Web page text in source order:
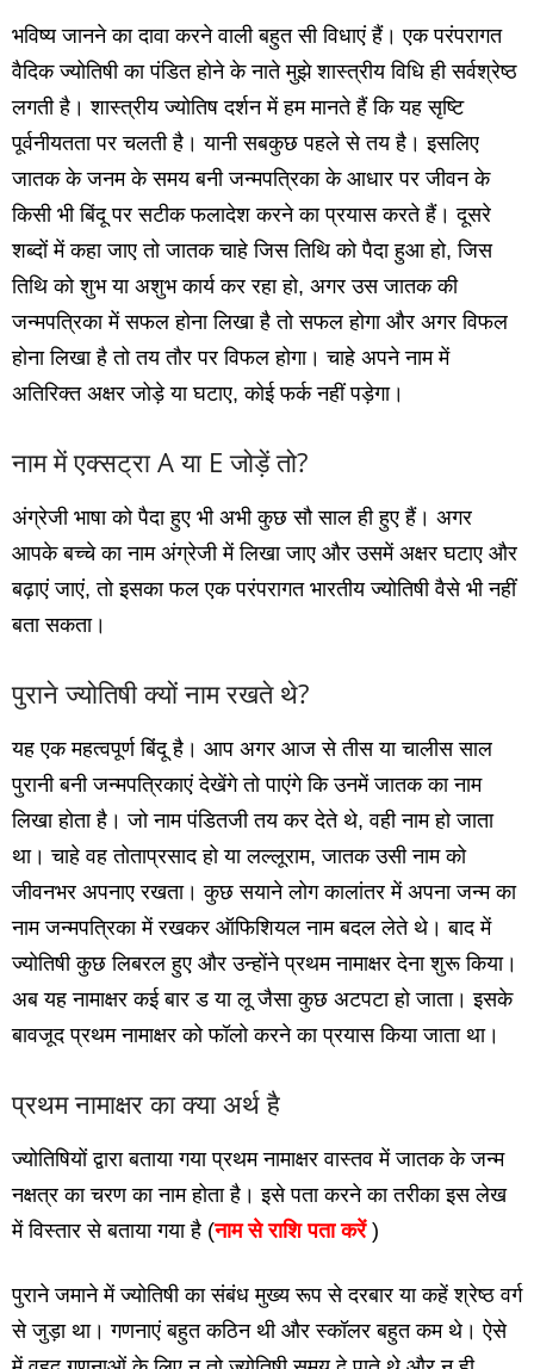
भविष्‍य जानने का दावा करने वाली बहुत सी विधाएं हैं। एक परंपरागत
वैदिक ज्‍योतिषी का पंडित होने के नाते मुझे शास्‍त्रीय विधि ही सर्वश्रेष्‍ठ
लगती है। शास्‍त्रीय ज्‍योतिष दर्शन में हम मानते हैं कि यह सृष्टि
पूर्वनीयतता पर चलती है। यानी सबकुछ पहले से तय है। इसलिए
जातक के जनम के समय बनी जन्‍मपत्रिका के आधार पर जीवन के
किसी भी बिंदू पर सटीक फलादेश करने का प्रयास करते हैं। दूसरे
शब्‍दों में कहा जाए तो जातक चाहे जिस तिथि को पैदा हुआ हो, जिस
तिथि को शुभ या अशुभ कार्य कर रहा हो, अगर उस जातक की
जन्‍मपत्रिका में सफल होना लिखा है तो सफल होगा और अगर विफल
होना लिखा है तो तय तौर पर विफल होगा। चाहे अपने नाम में
अतिरिक्‍त अक्षर जोड़े या घटाए, कोई फर्क नहीं पड़ेगा।
नाम में एक्‍सट्रा A या E जोड़ें तो?
अंग्रेजी भाषा को पैदा हुए भी अभी कुछ सौ साल ही हुए हैं। अगर
आपके बच्‍चे का नाम अंग्रेजी में लिखा जाए और उसमें अक्षर घटाए और
बढ़ाएं जाएं, तो इसका फल एक परंपरागत भारतीय ज्‍योतिषी वैसे भी नहीं
बता सकता।
पुराने ज्‍योतिषी क्‍यों नाम रखते थे?
यह एक महत्‍वपूर्ण बिंदू है। आप अगर आज से तीस या चालीस साल
पुरानी बनी जन्‍मपत्रिकाएं देखेंगे तो पाएंगे कि उनमें जातक का नाम
लिखा होता है। जो नाम पंडितजी तय कर देते थे, वही नाम हो जाता
था। चाहे वह तोताप्रसाद हो या लल्‍लूराम, जातक उसी नाम को
जीवनभर अपनाए रखता। कुछ सयाने लोग कालांतर में अपना जन्‍म का
नाम जन्‍मपत्रिका में रखकर ऑफिशियल नाम बदल लेते थे। बाद में
ज्‍योतिषी कुछ लिबरल हुए और उन्‍होंने प्रथम नामाक्षर देना शुरू किया।
अब यह नामाक्षर कई बार ड या लू जैसा कुछ अटपटा हो जाता। इसके
बावजूद प्रथम नामाक्षर को फॉलो करने का प्रयास किया जाता था।
प्रथम नामाक्षर का क्‍या अर्थ है
ज्‍योतिषियों द्वारा बताया गया प्रथम नामाक्षर वास्‍तव में जातक के जन्‍म
नक्षत्र का चरण का नाम होता है। इसे पता करने का तरीका इस लेख
में विस्‍तार से बताया गया है (नाम से राशि पता करें )
पुराने जमाने में ज्‍योतिषी का संबंध मुख्‍य रूप से दरबार या कहें श्रेष्‍ठ वर्ग
से जुड़ा था। गणनाएं बहुत कठिन थी और स्‍कॉलर बहुत कम थे। ऐसे